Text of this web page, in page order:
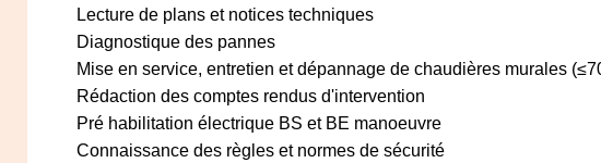
Lecture de plans et notices techniques
Diagnostique des pannes
Mise en service, entretien et dépannage de chaudières murales
Rédaction des comptes rendus d'intervention
Pré habilitation électrique BS et BE manoeuvre
Connaissance des règles et normes de sécurité